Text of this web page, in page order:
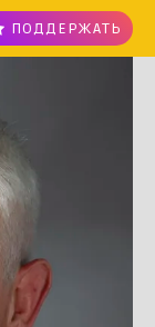
ПОДДЕРЖАТЬ